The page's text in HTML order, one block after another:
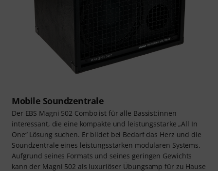
Mobile Soundzentrale
Der EBS Magni 502 Combo ist für alle Bassist:innen
interessant, die eine kompakte und leistungsstarke „All In
One“ Lösung suchen. Er bildet bei Bedarf das Herz und die
Soundzentrale eines leistungsstarken modularen Systems.
Aufgrund seines Formats und seines geringen Gewichts
kann der Magni 502 als luxuriöser Übungsamp für zu Hause